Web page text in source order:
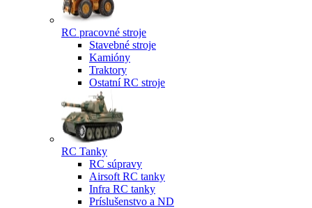
RC pracovné stroje
Stavebné stroje
Kamióny
Traktory
Ostatní RC stroje
RC Tanky
RC súpravy
Airsoft RC tanky
Infra RC tanky
Príslušenstvo a ND